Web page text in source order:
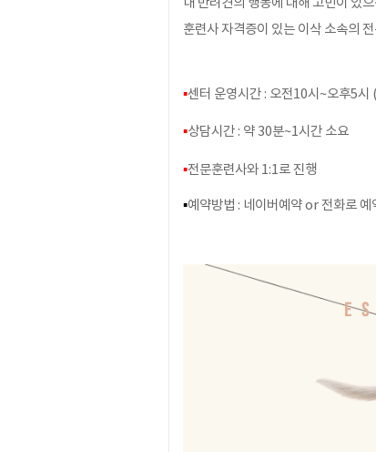
내 반려견의 행동에 대해 고민이 있
훈련사 자격증이 있는 이삭 소속의
▪️센터 운영시간 : 오전10시~오후5
▪️상담시간 : 약 30분~1시간 소요
▪️전문훈련사와 1:1로 진행
▪️예약방법 : 네이버예약 or 전화로 예